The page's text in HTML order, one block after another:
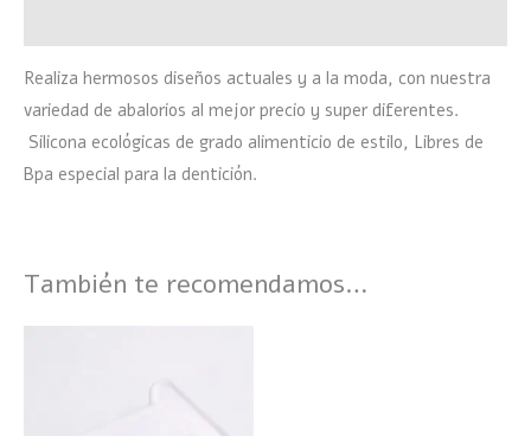
Realiza hermosos diseños actuales y a la moda, con nuestra
variedad de abalorios al mejor precio y super diferentes.
Silicona ecológicas de grado alimenticio de estilo, Libres de
Bpa especial para la dentición.
También te recomendamos…